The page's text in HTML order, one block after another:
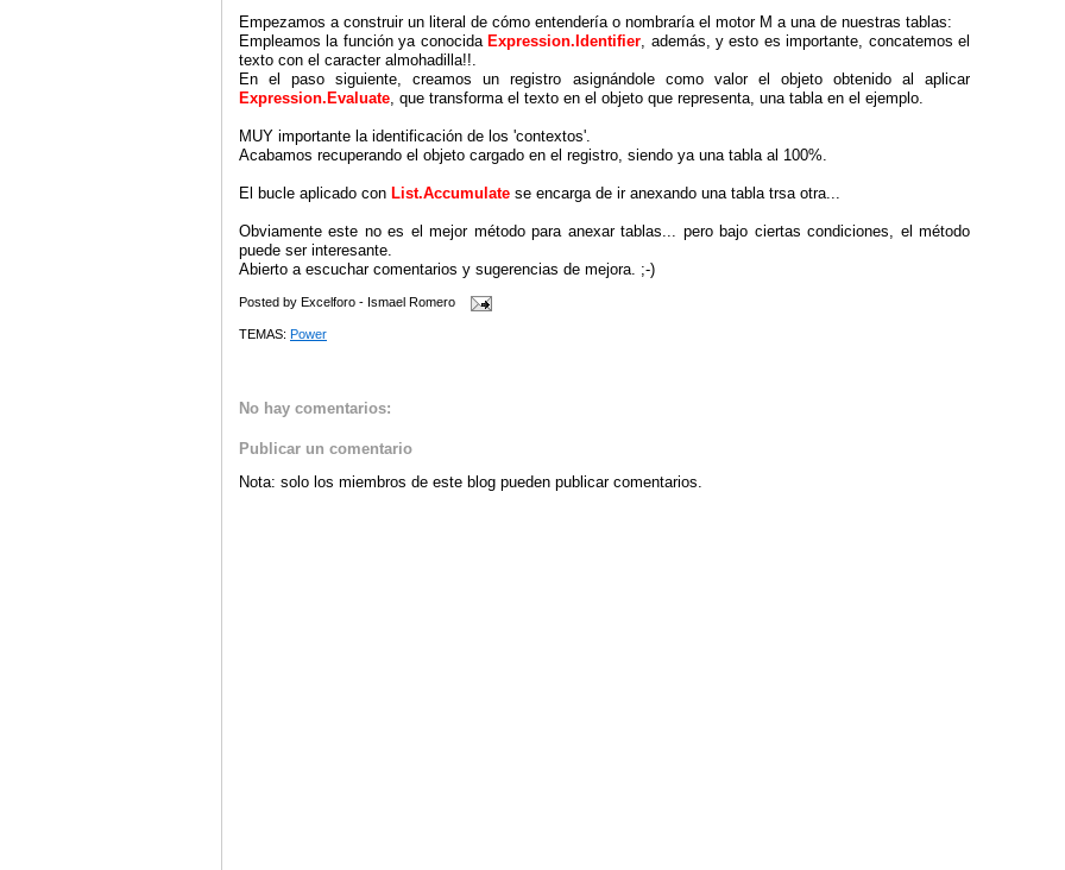
Empezamos a construir un literal de cómo entendería o nombraría el motor M a una de nuestras tablas:
Empleamos la función ya conocida Expression.Identifier , además, y esto es importante, concatemos el
texto con el caracter almohadilla!!.
En el paso siguiente, creamos un registro asignándole como valor el objeto obtenido al aplicar
Expression.Evaluate , que transforma el texto en el objeto que representa, una tabla en el ejemplo.
MUY importante la identificación de los 'contextos'.
Acabamos recuperando el objeto cargado en el registro, siendo ya una tabla al 100%.
El bucle aplicado con List.Accumulate se encarga de ir anexando una tabla trsa otra...
Obviamente este no es el mejor método para anexar tablas... pero bajo ciertas condiciones, el método
puede ser interesante.
Abierto a escuchar comentarios y sugerencias de mejora. ;-)
Posted by Excelforo - Ismael Romero
TEMAS: Power
No hay comentarios:
Publicar un comentario
Nota: solo los miembros de este blog pueden publicar comentarios.